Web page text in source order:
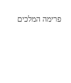
פרימה המלכים